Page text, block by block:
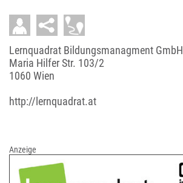
Lernquadrat Bildungsmanagment GmbH
Maria Hilfer Str. 103/2
1060 Wien
http://lernquadrat.at
Anzeige